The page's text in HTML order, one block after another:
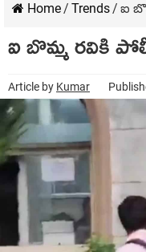
Home/ Trends/ ఐ
ఐ బొమ్మ రవికి
Article by Kumar